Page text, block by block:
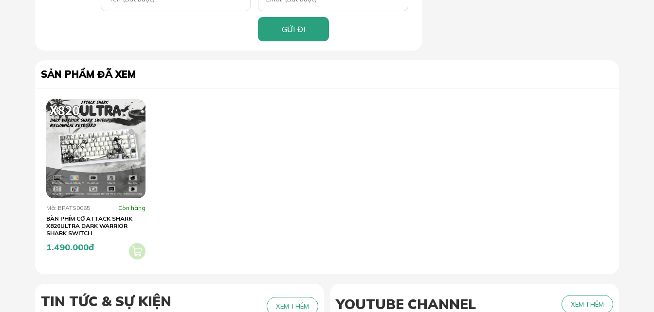
GỬI ĐI
SẢN PHẨM ĐÃ XEM
Mã: BPATS0065
Còn hàng
BÀN PHÍM CƠ ATTACK SHARK
X820ULTRA DARK WARRIOR
SHARK SWITCH
1.490.000đ
TIN TỨC & SỰ KIỆN XEM THÊM YOUTUBE CHANNEL XEM THÊM